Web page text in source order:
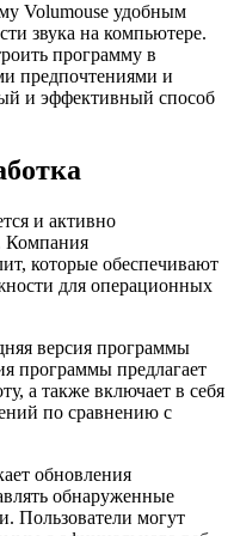
Volumouse удобным
звука на компьютере.
программу в
предпочтениями и
и эффективный способ
и активно
Компания
которые обеспечивают
для операционных
версия программы
программы предлагает
а также включает в себя
по сравнению с
обновления
обнаруженные
Пользователи могут